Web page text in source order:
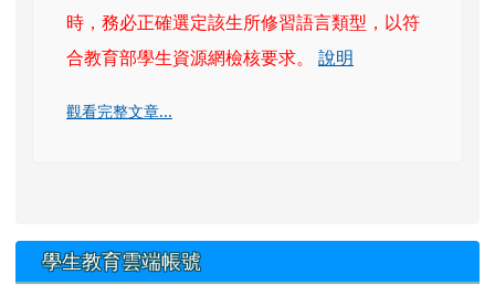
時，務必正確選定該生所修習語言類型，以符
合教育部學生資源網檢核要求。
說明
觀看完整文章...
學生教育雲端帳號